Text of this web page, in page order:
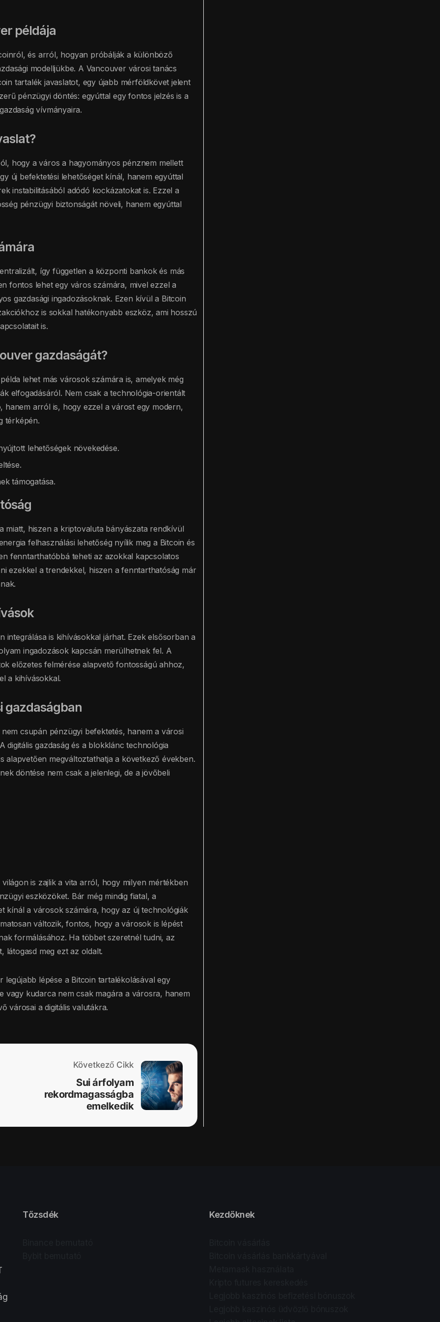
példája
és arról, hogyan próbálják a különböző
modelljükbe. A Vancouver városi tanács
tartalék javaslatot, egy újabb mérföldkövet jelent
pénzügyi döntés: egyúttal egy fontos jelzés is a
vívmányaira.
hogy a város a hagyományos pénznem mellett
új befektetési lehetőséget kínál, hanem egyúttal
instabilitásából adódó kockázatokat is. Ezzel a
pénzügyi biztonságát növeli, hanem egyúttal
így független a központi bankok és más
fontos lehet egy város számára, mivel ezzel a
gazdasági ingadozásoknak. Ezen kívül a Bitcoin
is sokkal hatékonyabb eszköz, ami hosszú
is.
gazdaságát?
lehet más városok számára is, amelyek még
elfogadásáról. Nem csak a technológia-orientált
arról is, hogy ezzel a várost egy modern,
térképén.
lehetőségek növekedése.
támogatása.
miatt, hiszen a kriptovaluta bányászata rendkívül
felhasználási lehetőség nyílik meg a Bitcoin és
fenntarthatóbbá teheti az azokkal kapcsolatos
ezekkel a trendekkel, hiszen a fenntarthatóság már
integrálása is kihívásokkal járhat. Ezek elsősorban a
ingadozások kapcsán merülhetnek fel. A
előzetes felmérése alapvető fontosságú ahhoz,
a kihívásokkal.
gazdaságban
csupán pénzügyi befektetés, hanem a városi
digitális gazdaság és a blokklánc technológia
megváltoztathatja a következő években.
döntése nem csak a jelenlegi, de a jövőbeli
is zajlik a vita arról, hogy milyen mértékben
eszközöket. Bár még mindig fiatal, a
kínál a városok számára, hogy az új technológiák
változik, fontos, hogy a városok is lépést
formálásához. Ha többet szeretnél tudni, az
látogasd meg ezt az oldalt.
lépése a Bitcoin tartalékolásával egy
vagy kudarca nem csak magára a városra, hanem
városai a digitális valutákra.
Következő Cikk
Sui árfolyam
rekordmagasságba
emelkedik
Tőzsdék Kezdőknek